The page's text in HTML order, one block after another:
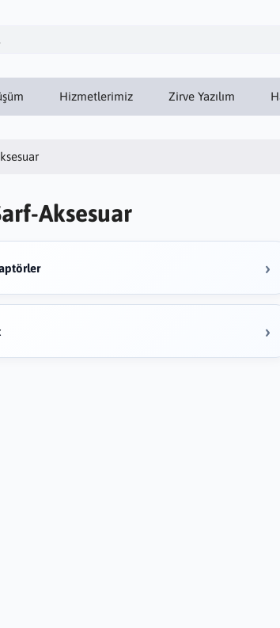
Hizmetlerimiz Zirve Yazılım
Aksesuar
›
›